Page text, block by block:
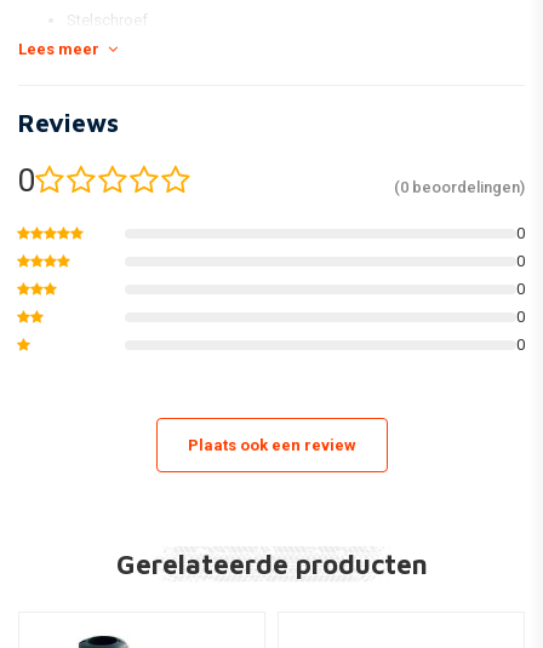
Stelschroef
Vlotter-naald
Lees meer
Reviews
0 (0 beoordelingen)
0
0
0
0
0
Plaats ook een review
Gerelateerde producten